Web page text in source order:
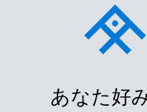
あなた好